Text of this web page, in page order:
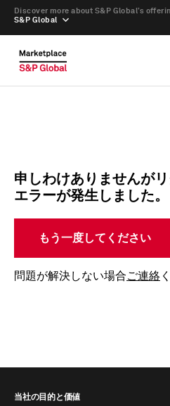
S&P Global
Discover more about S&P Global’s
申しわけありませんが
エラーが発生しました。
もう一度してください
問題が解決しない場合ご連絡
当社の目的と価値